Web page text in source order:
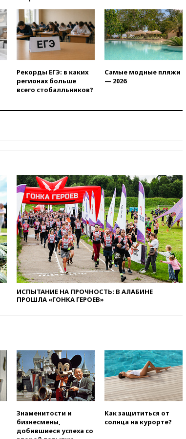
Мужчина получил
ранения при атаке дрона на
Белгородскую область
Bloomberg:
авиакомпании США обязали
проверить самолеты Boeing на
наличие трещин
17:35
окна 10-го этажа
расследует серию
самоубийств своих служащих
полеты в аэропорту
Геленджика
16:50
В Братиславе загорелся
крупнейший НПЗ Slovnaft
16:45«Яблоко» подаст иск к
депутату Госдумы Алексею
Журавлеву
16:35Мельникова и еще
шесть гимнастов сборной
России не получили визы на
ЧЕ
16:16Движение по
перекрывали второй раз за
АФК «Наследие» получили от
шести до 12 лет колонии
15:45
Верховный суд 10
августа рассмотрит иск о
снятии «Яблока» с выборов
пострадали при пожаре на
складе с красками в Брянске
Рекорды ЕГЭ: в каких
регионах больше
всего стобалльников?
Самые модные пляжи
— 2026
ИСПЫТАНИЕ НА ПРОЧНОСТЬ: В АЛАБИНЕ
ПРОШЛА «ГОНКА ГЕРОЕВ»
Знаменитости и
бизнесмены,
добившиеся успеха со
Как защититься от
солнца на курорте?